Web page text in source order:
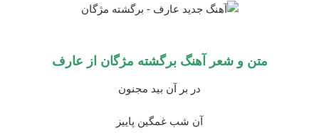
متن و شعر آهنگ برگشته مژگان از عارف
در بر آن بید مجنون
آن شب غمگین پاییز